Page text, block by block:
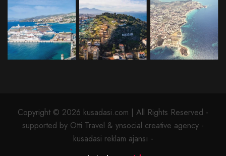
Copyright © 2026 kusadasi.com | All Rights Reserved -
supported by Otti Travel & ynsocial creative agency -
kusadasi reklam ajansı -